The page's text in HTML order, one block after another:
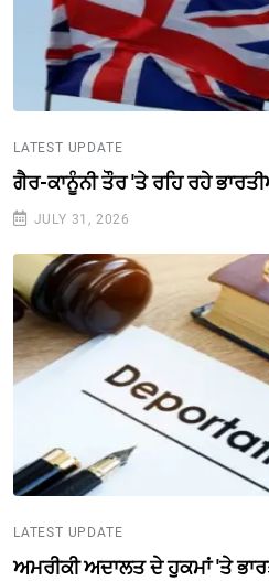
LATEST UPDATE
ਗੈਰ-ਕਾਨੂੰਨੀ ਤੌਰ 'ਤੇ ਰਹਿ ਰਹੇ
JULY 31, 2026
LATEST UPDATE
ਅਮਰੀਕੀ ਅਦਾਲਤ ਦੇ ਹੁਕਮਾਂ 'ਤੇ